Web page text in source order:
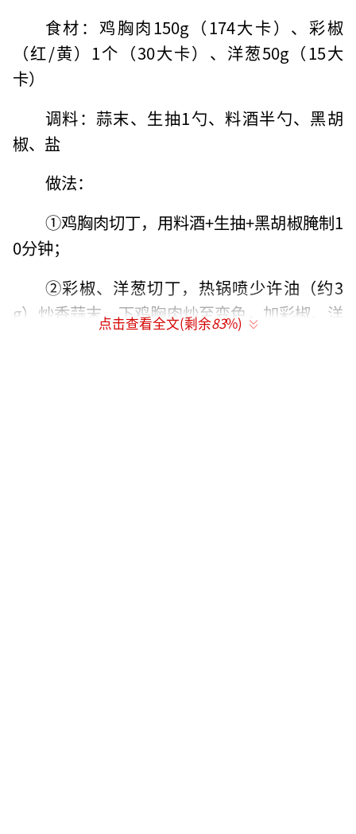
食材：鸡胸肉150g（174大卡）、彩椒
（红/黄）1个（30大卡）、洋葱50g（15大
卡）
调料：蒜末、生抽1勺、料酒半勺、黑胡
椒、盐
做法：
①鸡胸肉切丁，用料酒+生抽+黑胡椒腌制1
0分钟；
②彩椒、洋葱切丁，热锅喷少许油（约3
g）炒香蒜末，下鸡胸肉炒至变色，加彩椒、洋
葱翻炒1分钟，加盐调味。
点击查看全文(剩余83%)